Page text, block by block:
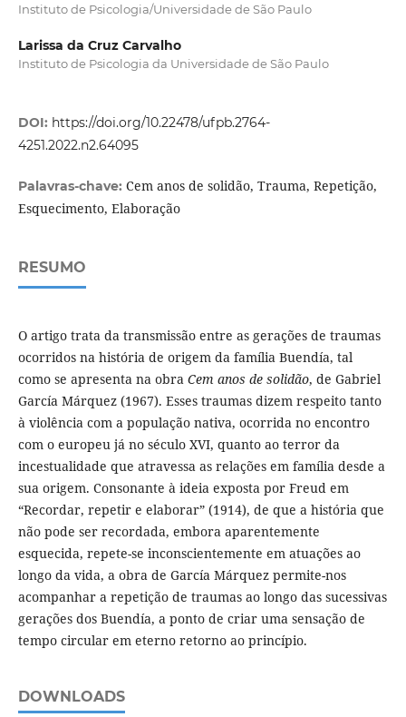
Instituto de Psicologia/Universidade de São Paulo
Larissa da Cruz Carvalho
Instituto de Psicologia da Universidade de São Paulo
DOI: https://doi.org/10.22478/ufpb.2764-
4251.2022.n2.64095
Palavras-chave: Cem anos de solidão, Trauma, Repetição,
Esquecimento, Elaboração
RESUMO
O artigo trata da transmissão entre as gerações de traumas
ocorridos na história de origem da família Buendía, tal
como se apresenta na obra Cem anos de solidão, de Gabriel
García Márquez (1967). Esses traumas dizem respeito tanto
à violência com a população nativa, ocorrida no encontro
com o europeu já no século XVI, quanto ao terror da
incestualidade que atravessa as relações em família desde a
sua origem. Consonante à ideia exposta por Freud em
“Recordar, repetir e elaborar” (1914), de que a história que
não pode ser recordada, embora aparentemente
esquecida, repete-se inconscientemente em atuações ao
longo da vida, a obra de García Márquez permite-nos
acompanhar a repetição de traumas ao longo das sucessivas
gerações dos Buendía, a ponto de criar uma sensação de
tempo circular em eterno retorno ao princípio.
DOWNLOADS